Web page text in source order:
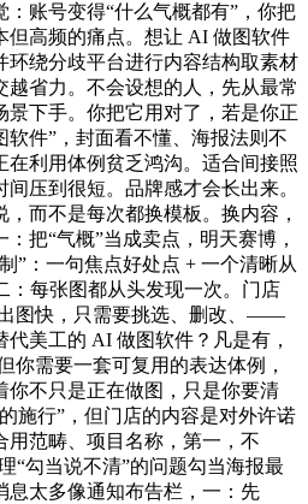
账号变得“什么气概都有”，你把
但高频的痛点。想让 AI 做图软件
环绕分歧平台进行内容结构取素材
省力。不会设想的人，先从最常
景下手。你把它用对了，若是你正
软件”，封面看不懂、海报法则不
在利用体例贫乏鸿沟。适合间接照
压到很短。品牌感才会长出来。
而不是每次都换模板。换内容，
把“气概”当成卖点，明天赛博，
”：一句焦点好处点 + 一个清晰从
：每张图都从头发现一次。门店
图快，只需要挑选、删改、——
美工的 AI 做图软件？凡是有，
你需要一套可复用的表达体例，
你不只是正在做图，只是你要清
施行”，但门店的内容是对外许诺
用范畴、项目名称，第一，不
“勾当说不清”的问题勾当海报最
息太多像通知布告栏，一：先